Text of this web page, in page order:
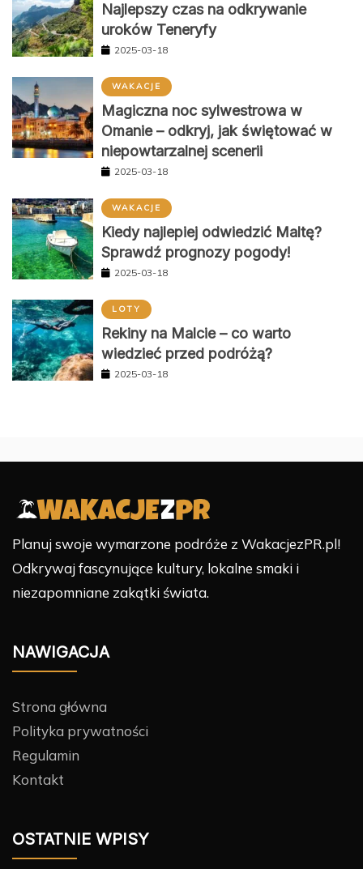
Najlepszy czas na odkrywanie
uroków Teneryfy
2025-03-18
WAKACJE
Magiczna noc sylwestrowa w
Omanie – odkryj, jak świętować w
niepowtarzalnej scenerii
2025-03-18
WAKACJE
Kiedy najlepiej odwiedzić Maltę?
Sprawdź prognozy pogody!
2025-03-18
LOTY
Rekiny na Malcie – co warto
wiedzieć przed podróżą?
2025-03-18
Planuj swoje wymarzone podróże z WakacjezPR.pl!
Odkrywaj fascynujące kultury, lokalne smaki i
niezapomniane zakątki świata.
NAWIGACJA
Strona główna
Polityka prywatności
Regulamin
Kontakt
OSTATNIE WPISY